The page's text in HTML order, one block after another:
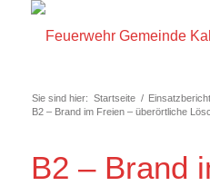
Sie sind hier: Startseite /
B2 – Brand im Freien – überörtliche
B2 – Brand